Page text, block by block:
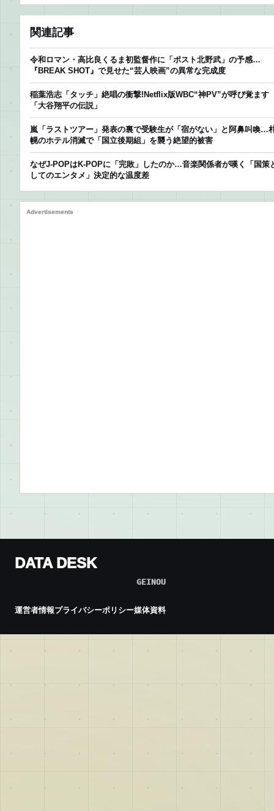
関連記事
令和ロマン・高比良くるま初監督作に「ポスト北野武」の予感…
『BREAK SHOT』で見せた“芸人映画”の異常な完成度
稲葉浩志「タッチ」絶唱の衝撃!Netflix版WBC“神PV”が呼び覚ます
「大谷翔平の伝説」
嵐「ラストツアー」発表の裏で受験生が「宿がない」と阿鼻叫喚…
幌のホテル消滅で「国立後期組」を襲う絶望的被害
なぜJ-POPはK-POPに「完敗」したのか…音楽関係者が嘆く「国策
してのエンタメ」決定的な温度差
Advertisements
DATA DESK
GEINOU
運営者情報プライバシーポリシー媒体資料